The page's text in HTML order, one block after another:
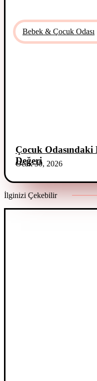
Bebek & Çocuk Odası
Çocuk
Değeri
Ocak 30, 2026
İlginizi Çekebilir